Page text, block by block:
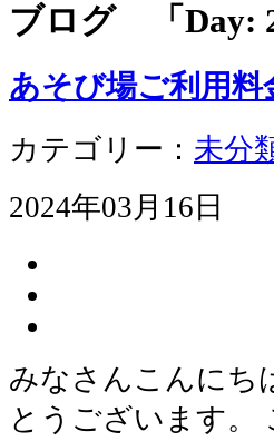
ブログ 「Day:
あそび場ご利用料
カテゴリー： 未分
2024年03月16日
みなさんこんにち
とうございます。